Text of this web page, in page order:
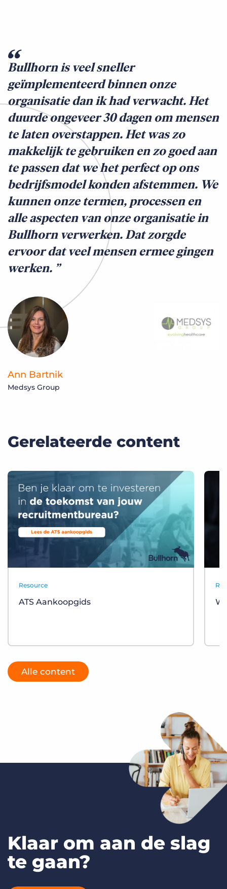
Bullhorn is veel sneller
geïmplementeerd binnen onze
organisatie dan ik had verwacht. Het
duurde ongeveer 30 dagen om mensen
te laten overstappen. Het was zo
makkelijk te gebruiken en zo goed aan
te passen dat we het perfect op ons
bedrijfsmodel konden afstemmen. We
kunnen onze termen, processen en
alle aspecten van onze organisatie in
Bullhorn verwerken. Dat zorgde
ervoor dat veel mensen ermee gingen
werken.
Ann Bartnik
Medsys Group
Gerelateerde content
Resource
ATS Aankoopgids
Alle content
Klaar om aan de slag
te gaan?